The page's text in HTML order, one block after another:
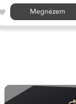
Megnézem